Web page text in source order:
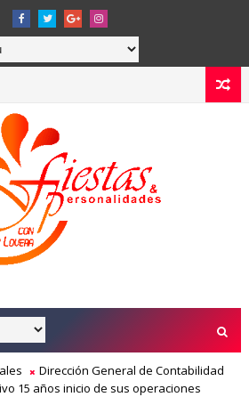
Dirección General de Contabilidad
15 años inicio de sus operaciones